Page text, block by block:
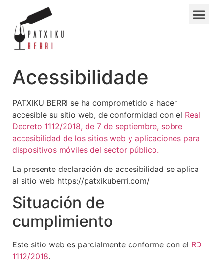
Acessibilidade
PATXIKU BERRI se ha comprometido a hacer
accesible su sitio web, de conformidad con el Real
Decreto 1112/2018, de 7 de septiembre, sobre
accesibilidad de los sitios web y aplicaciones para
dispositivos móviles del sector público.
La presente declaración de accesibilidad se aplica
al sitio web https://patxikuberri.com/
Situación de
cumplimiento
Este sitio web es parcialmente conforme con el RD
1112/2018.